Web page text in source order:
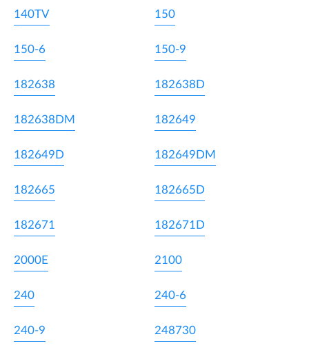
140TV 150
150-6 150-9
182638 182638D
182638DM 182649
182649D 182649DM
182665 182665D
182671 182671D
2000E 2100
240 240-6
240-9 248730